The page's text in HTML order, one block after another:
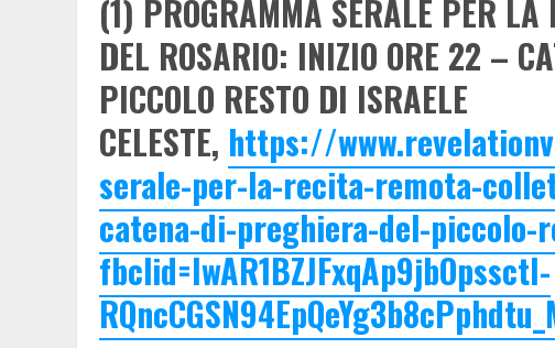
(1) PROGRAMMA SERALE PER LA
DEL ROSARIO: INIZIO ORE 22 –
PICCOLO RESTO DI ISRAELE
CELESTE, https://
serale-per-la-recita-remota-
catena-di-preghiera-del-
fbclid=IwAR1BZJFxqAp9jbOpssctI-